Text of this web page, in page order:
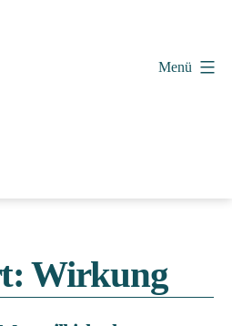
Menü
Wirkung